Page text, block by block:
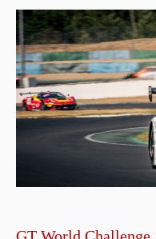
GT World